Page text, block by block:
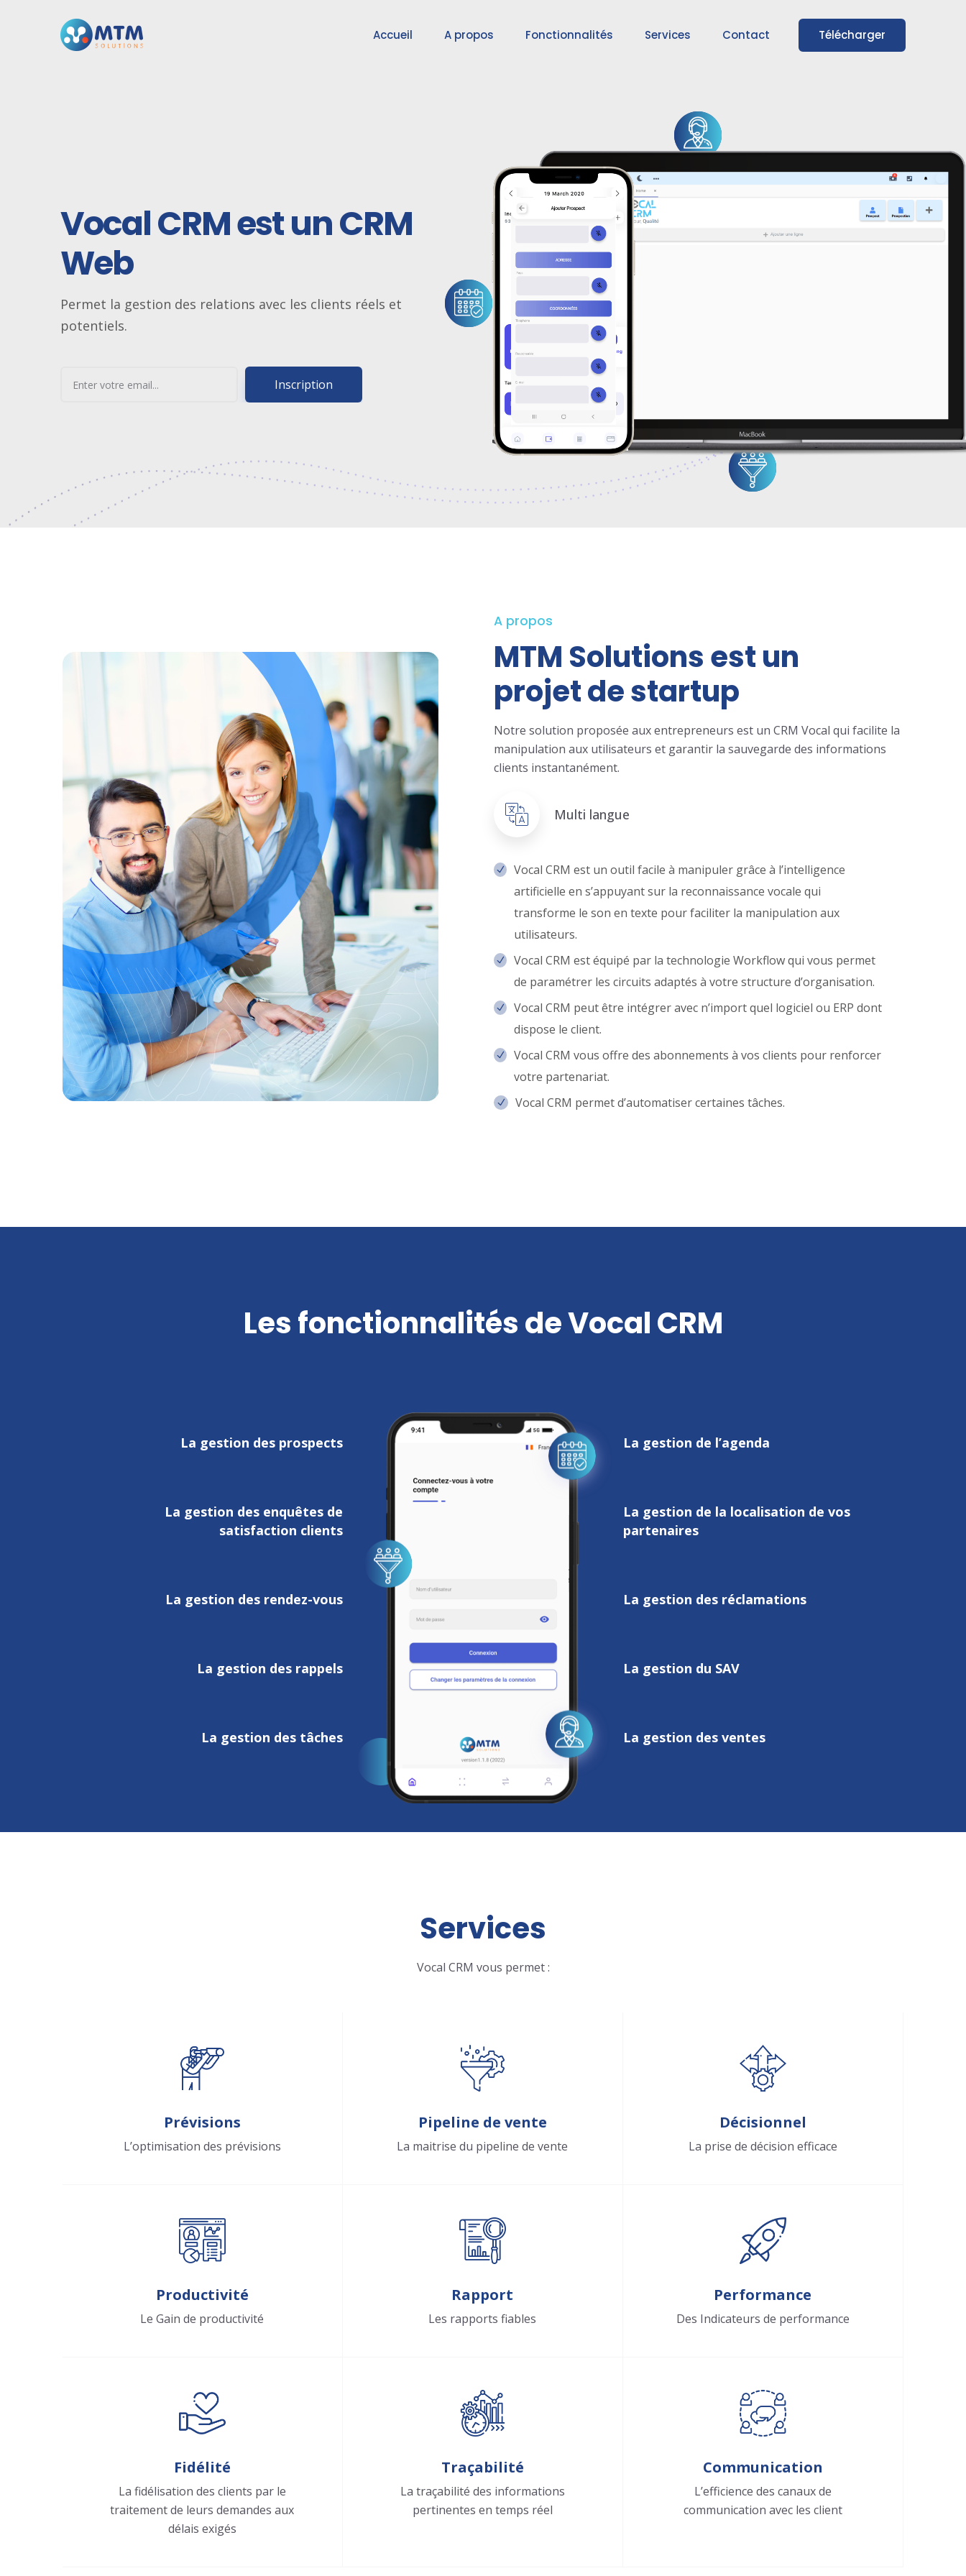
Accueil A propos Fonctionnalités Services Contact Télécharger
Vocal CRM est un CRM
Web
Permet la gestion des relations avec les clients réels et
potentiels.
Inscription
A propos
MTM Solutions est un
projet de startup
Notre solution proposée aux entrepreneurs est un CRM Vocal qui facilite la
manipulation aux utilisateurs et garantir la sauvegarde des informations
clients instantanément.
Multi langue
Vocal CRM est un outil facile à manipuler grâce à l’intelligence
artificielle en s’appuyant sur la reconnaissance vocale qui
transforme le son en texte pour faciliter la manipulation aux
utilisateurs.
Vocal CRM est équipé par la technologie Workflow qui vous permet
de paramétrer les circuits adaptés à votre structure d’organisation.
Vocal CRM peut être intégrer avec n’import quel logiciel ou ERP dont
dispose le client.
Vocal CRM vous offre des abonnements à vos clients pour renforcer
votre partenariat.
Vocal CRM permet d’automatiser certaines tâches.
Les fonctionnalités de Vocal CRM
La gestion des prospects
La gestion des enquêtes de
satisfaction clients
La gestion des rendez-vous
La gestion des rappels
La gestion des tâches
La gestion de l’agenda
La gestion de la localisation de vos
partenaires
La gestion des réclamations
La gestion du SAV
La gestion des ventes
Services
Vocal CRM vous permet :
Prévisions
L’optimisation des prévisions
Pipeline de vente
La maitrise du pipeline de vente
Décisionnel
La prise de décision efficace
Productivité
Le Gain de productivité
Rapport
Les rapports fiables
Performance
Des Indicateurs de performance
Fidélité
La fidélisation des clients par le
traitement de leurs demandes aux
délais exigés
Traçabilité
La traçabilité des informations
pertinentes en temps réel
Communication
L’efficience des canaux de
communication avec les client